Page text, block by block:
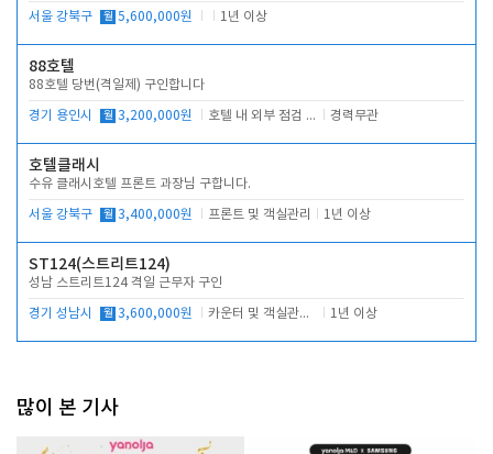
서울 강북구 월 5,600,000원 1년 이상
88호텔
88호텔 당번(격일제) 구인합니다
경기 용인시 월 3,200,000원 호텔 내 외부 점검 및 프런트 운영 경력무관
호텔클래시
수유 클래시호텔 프론트 과장님 구합니다.
서울 강북구 월 3,400,000원 프론트 및 객실관리 1년 이상
ST124(스트리트124)
성남 스트리트124 격일 근무자 구인
경기 성남시 월 3,600,000원 카운터 및 객실관리 전반 1년 이상
많이 본 기사